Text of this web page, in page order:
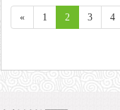
« 1 2 3 4